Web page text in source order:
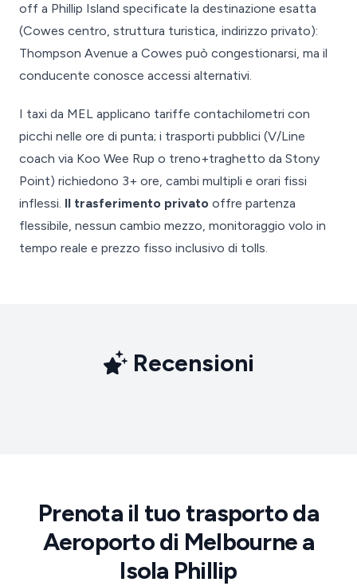
off a Phillip Island specificate la destinazione esatta
(Cowes centro, struttura turistica, indirizzo privato):
Thompson Avenue a Cowes può congestionarsi, ma il
conducente conosce accessi alternativi.
I taxi da MEL applicano tariffe contachilometri con
picchi nelle ore di punta; i trasporti pubblici (V/Line
coach via Koo Wee Rup o treno+traghetto da Stony
Point) richiedono 3+ ore, cambi multipli e orari fissi
inflessi. Il trasferimento privato offre partenza
flessibile, nessun cambio mezzo, monitoraggio volo in
tempo reale e prezzo fisso inclusivo di tolls.
Recensioni
Prenota il tuo trasporto da
Aeroporto di Melbourne a
Isola Phillip